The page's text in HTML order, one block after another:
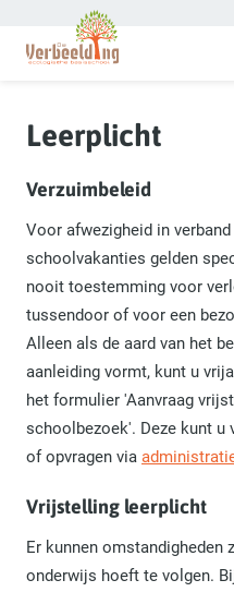
Leerplicht
Verzuimbeleid
Voor afwezigheid in
schoolvakanties gelden
nooit toestemming voor
tussendoor of voor een
Alleen als de aard van het
aanleiding vormt, kunt u
het formulier 'Aanvraag
schoolbezoek'. Deze kunt u
of opvragen via
Vrijstelling leerplicht
Er kunnen omstandigheden
onderwijs hoeft te volgen.